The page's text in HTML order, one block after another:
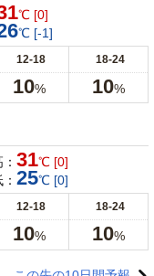
℃ [0]
℃ [-1]
12-18 18-24
10% 10%
31℃ [0]
25℃ [0]
12-18 18-24
10% 10%